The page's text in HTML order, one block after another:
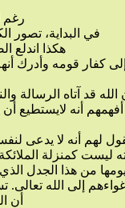
رغم أن نوحا لم يقل غير ذلك، وأكد أنه مجرد بشر.. والله يرسل إلى الأرض رسولا من البشر، لأن الأرض يسكنها البشر، ولو كانت الأرض تسكنها الملائكة لأرسل الله رسولا من الملائكة.. استمرت الحرب بين الكافرين ونوح.
في البداية، تصور الكفرة يومها أن دعوة نوح لا تلبث أن تنطفئ وحدها، فلما وجدوا الدعوة تجتذب الفقراء والضعفاء وأهل الصناعات البسيطة بدءوا الهجوم على نوح من هذه الناحية. هاجموه في أتباعه، وقالواله: لم يتبعك غير الفقراء والضعفاء والأراذل.
هكذا اندلع الصراع بين نوح ورؤساء قومه. ولجأ
أن يطرد المؤمنين، لأنهم أولا ليسوا ضيوفه، إنماهم ضيوف الله.. وليست الرحمة بيته الذي يدخل فيه من يشاء أو يطرد منه من يشاء، إنماالرحمة بيت الله الذي يستقبل
قال لهم نوح: إن الذين تزدري أعينكم وتحتقر وتستثقل.. إن هؤلاء المؤمنين الذي تحتقرونهم لن تبطل أجورهم
أن الله ييسر كل